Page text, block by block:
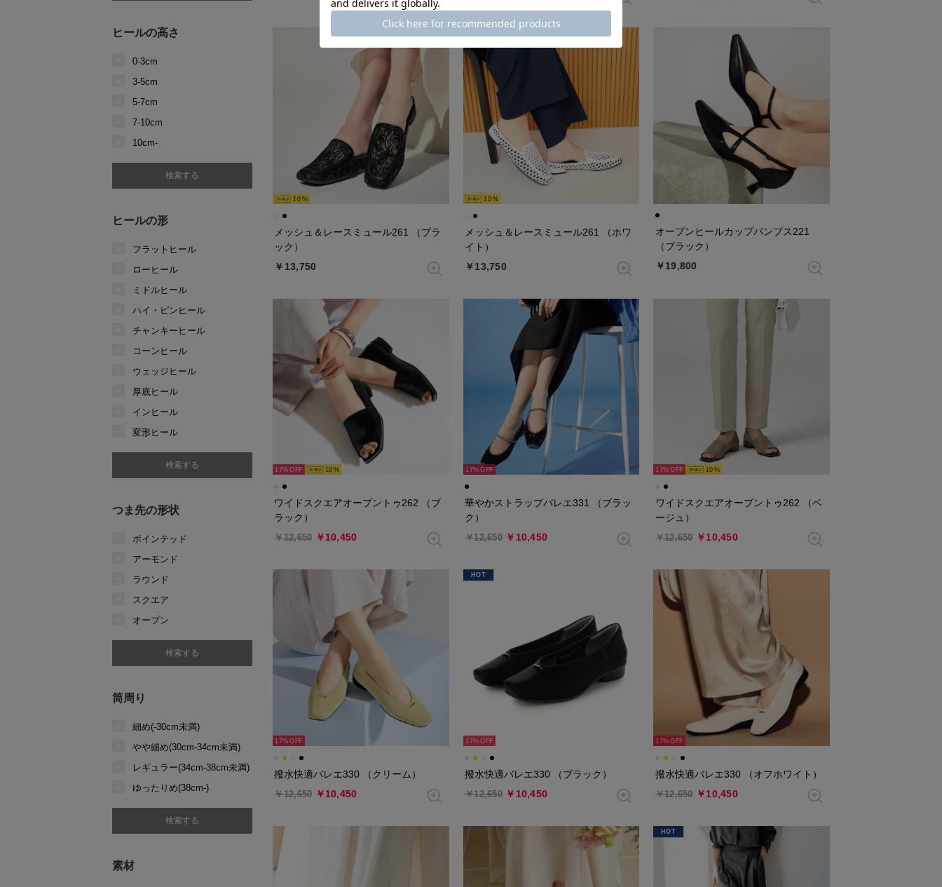
ヒールの高さ
0-3cm
3-5cm
5-7cm
7-10cm
10cm-
ヒールの形
フラットヒール
ローヒール
ミドルヒール
ハイ・ピンヒール
チャンキーヒール
コーンヒール
ウェッジヒール
厚底ヒール
インヒール
変形ヒール
つま先の形状
ポインテッド
アーモンド
ラウンド
スクエア
オープン
筒周り
細め(-30cm未満)
やや細め(30cm-34cm未満)
レギュラー(34cm-38cm未満)
ゆったりめ(38cm-)
素材
10
メッシュ＆レースミュール261 （ブラ
ック）
￥13,750
10
メッシュ＆レースミュール261 （ホワ
イト）
￥13,750
オープンヒールカップパンプス221
（ブラック）
￥19,800
17% 10
ワイドスクエアオープントゥ262 （ブ
ラック）
￥12,650 ￥10,450
17%
華やかストラップバレエ331 （ブラッ
ク）
￥12,650 ￥10,450
17% 10
ワイドスクエアオープントゥ262 （ベ
ージュ）
￥12,650 ￥10,450
17%
撥水快適バレエ330 （クリーム）
￥12,650 ￥10,450
HOT
17%
撥水快適バレエ330 （ブラック）
￥12,650 ￥10,450
17%
撥水快適バレエ330 （オフホワイト）
￥12,650 ￥10,450
HOT